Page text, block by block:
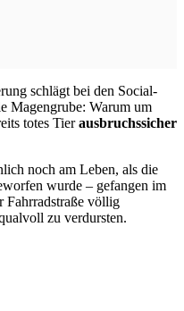
schlägt bei den Social-
Magengrube: Warum um
totes Tierausbruchssicher
noch am Leben, als die
wurde – gefangen im
Fahrradstraße völlig
zu verdursten.